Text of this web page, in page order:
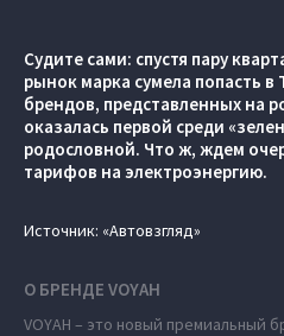
Судите сами: спустя пару
рынок марка сумела попасть
брендов, представленных на
оказалась первой среди
родословной. Что ж, ждем
тарифов на электроэнергию.
Источник: «Автовзгляд»
О БРЕНДЕ VOYAH
VOYAH – это новый премиальный